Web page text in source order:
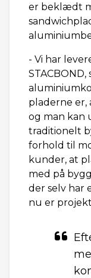
er beklædt
- Vi har
pladerne
og man kan
traditionelt
forhold til
kunder, at
med på
der selv har
nu er